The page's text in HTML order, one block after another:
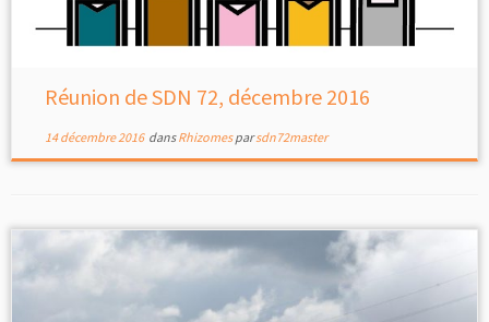
Réunion de SDN 72, décembre 2016
14 décembre 2016dansRhizomesparsdn72master